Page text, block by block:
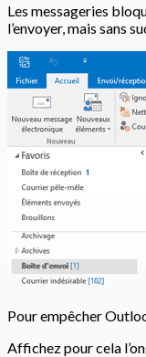
Les messageries
l’envoyer, mais sans
Pour empêcher
Affichez pour cela